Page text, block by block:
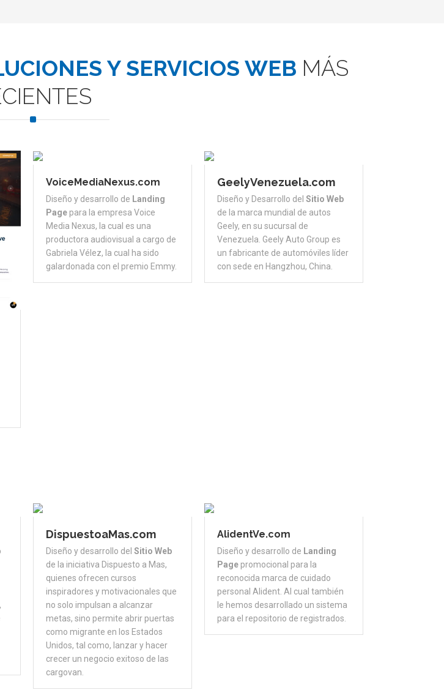
Y SERVICIOS WEB MÁS
VoiceMediaNexus.com
Diseño y desarrollo de Landing
Page para la empresa Voice
Media Nexus, la cual es una
productora audiovisual a cargo de
Gabriela Vélez, la cual ha sido
galardonada con el premio Emmy.
GeelyVenezuela.com
Diseño y Desarrollo del Sitio Web
de la marca mundial de autos
Geely, en su sucursal de
Venezuela. Geely Auto Group es
un fabricante de automóviles líder
con sede en Hangzhou, China.
DispuestoaMas.com
Diseño y desarrollo del Sitio Web
de la iniciativa Dispuesto a Mas,
quienes ofrecen cursos
inspiradores y motivacionales que
no solo impulsan a alcanzar
metas, sino permite abrir puertas
como migrante en los Estados
Unidos, tal como, lanzar y hacer
crecer un negocio exitoso de las
cargovan.
AlidentVe.com
Diseño y desarrollo de Landing
Page promocional para la
reconocida marca de cuidado
personal Alident. Al cual también
le hemos desarrollado un sistema
para el repositorio de registrados.